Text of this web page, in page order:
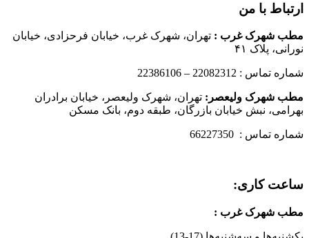
ارتباط با من
مطب شهرک غرب : تهران، شهرک غرب، خیابان فرحزادی، خیابان
نورانی، پلاک ۴۱
شماره تماس : 22082312 – 22386106
مطب شهرک ولیعصر: تهران، شهرک ولیعصر، خیابان برادران
بهرامی، نبش خیابان بازرگان، طبقه دوم، بانک مسکن
شماره تماس : 66227350
ساعت کاری:
مطب شهرک غرب :